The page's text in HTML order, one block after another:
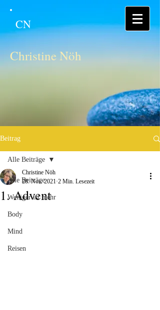
CN
Christine Nöh
Beitrag
Alle Beiträge
Weniger ist mehr
Body
Mind
Reisen
Alle Beiträge
1. Advent
Christine Nöh
28. Nov. 2021 2 Min. Lesezeit